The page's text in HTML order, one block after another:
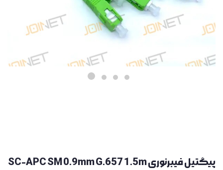
پیگتیل فیبرنوری SC-APC SM 0.9mm G.657 1.5m